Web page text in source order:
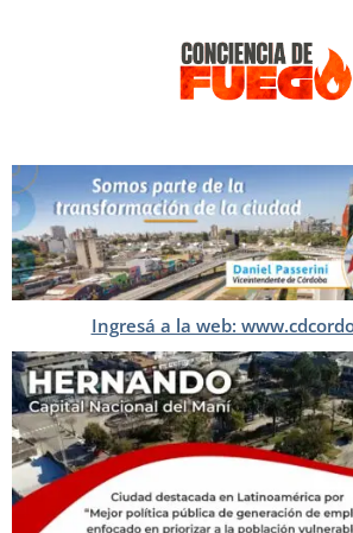
Ingresá a la web: